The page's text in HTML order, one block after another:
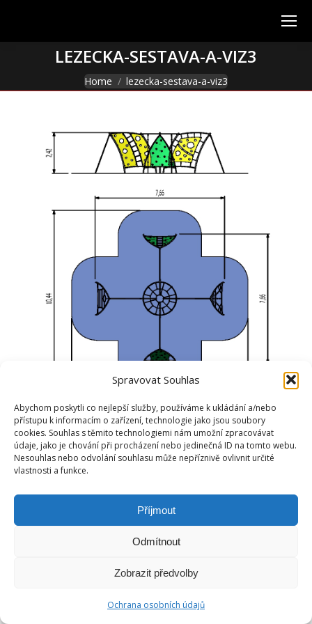
Spravovat Souhlas
Abychom poskytli co nejlepší služby, používáme k ukládání a/nebo
přístupu k informacím o zařízení, technologie jako jsou soubory
cookies. Souhlas s těmito technologiemi nám umožní zpracovávat
údaje, jako je chování při procházení nebo jedinečná ID na tomto webu.
Nesouhlas nebo odvolání souhlasu může nepříznivě ovlivnit určité
vlastnosti a funkce.
Příjmout
Odmítnout
Zobrazit předvolby
Ochrana osobních údajů
LEZECKA-SESTAVA-A-VIZ3
You are here:
Home lezecka-sestava-a-viz3